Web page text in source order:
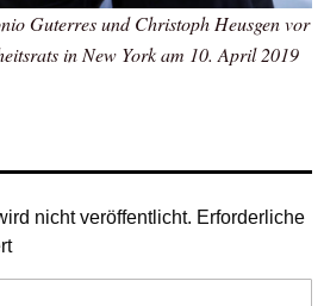
Guterres und Christoph Heusgen vor
in New York am 10. April 2019
nicht veröffentlicht. Erforderliche